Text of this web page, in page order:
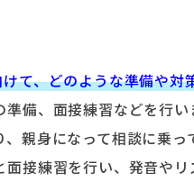
て、どのような準備や対
準備、面接練習などを行
、親身になって相談に乗
面接練習を行い、発音や